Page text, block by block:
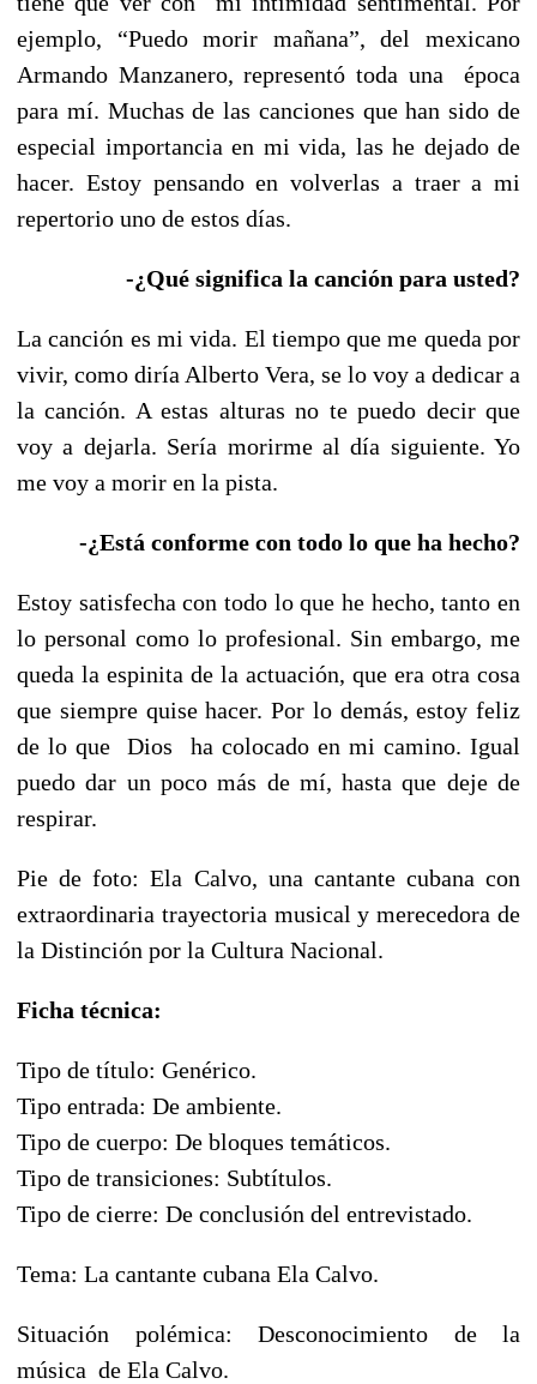
ejemplo, “Puedo morir mañana”, del mexicano
Armando Manzanero, representó toda una época
para mí. Muchas de las canciones que han sido de
especial importancia en mi vida, las he dejado de
hacer. Estoy pensando en volverlas a traer a mi
repertorio uno de estos días.
-¿Qué significa la canción para usted?
La canción es mi vida. El tiempo que me queda por
vivir, como diría Alberto Vera, se lo voy a dedicar a
la canción. A estas alturas no te puedo decir que
voy a dejarla. Sería morirme al día siguiente. Yo
me voy a morir en la pista.
-¿Está conforme con todo lo que ha hecho?
Estoy satisfecha con todo lo que he hecho, tanto en
lo personal como lo profesional. Sin embargo, me
queda la espinita de la actuación, que era otra cosa
que siempre quise hacer. Por lo demás, estoy feliz
de lo que Dios ha colocado en mi camino. Igual
puedo dar un poco más de mí, hasta que deje de
respirar.
Pie de foto: Ela Calvo, una cantante cubana con
extraordinaria trayectoria musical y merecedora de
la Distinción por la Cultura Nacional.
Ficha técnica:
Tipo de título: Genérico.
Tipo entrada: De ambiente.
Tipo de cuerpo: De bloques temáticos.
Tipo de transiciones: Subtítulos.
Tipo de cierre: De conclusión del entrevistado.
Tema: La cantante cubana Ela Calvo.
Situación polémica: Desconocimiento de la
música de Ela Calvo.